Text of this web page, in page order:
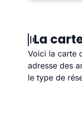
La
Voici la carte
adresse des
le type de